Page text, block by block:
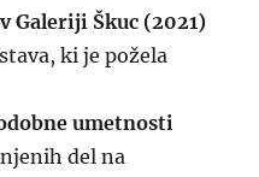
Galeriji Škuc (2021)
ki je požela
umetnosti
del na